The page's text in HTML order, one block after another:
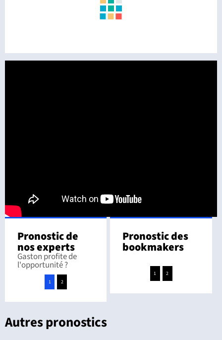
Pronostic de
nos experts
Gaston profite de
l'opportunité ?
1 2
Pronostic des
bookmakers
1 2
Autres pronostics